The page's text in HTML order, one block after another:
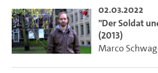
02.03.2022
"Der Soldat
(2013)
Marco